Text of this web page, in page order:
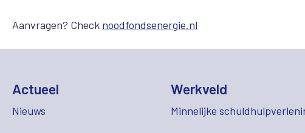
Aanvragen? Check noodfondsenergie.nl
Actueel
Nieuws
Werkveld
Minnelijke